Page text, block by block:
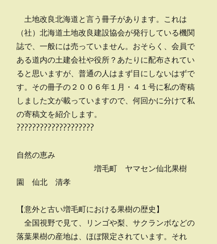
土地改良北海道と言う冊子があります。これは
（社）北海道土地改良建設協会が発行している機関
誌で、一般には売っていません。おそらく、会員で
ある道内の土建会社や役所？あたりに配布されてい
ると思いますが、普通の人はまず目にしないはずで
す。その冊子の２００６年１月・４１号に私の寄稿
しました文が載っていますので、何回かに分けて私
の寄稿文を紹介します。
????????????????????
自然の恵み
増毛町 ヤマセン仙北果樹
園 仙北 清孝
【意外と古い増毛町における果樹の歴史】
全国視野で見て、リンゴや梨、サクランボなどの
落葉果樹の産地は、ほぼ限定されています。それ